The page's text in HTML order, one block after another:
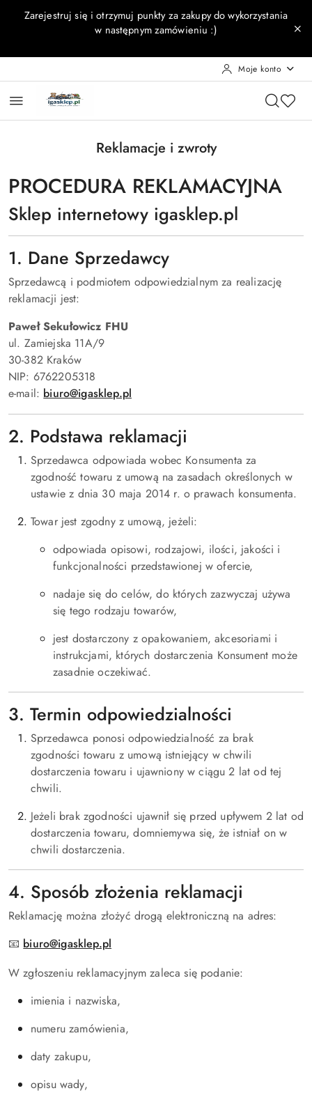
Przejdź do treści głównej
Przejdź do wyszukiwarki
Przejdź do moje konto
Przejdź do menu głównego
Przejdź do stopki
Zarejestruj się i otrzymuj punkty za zakupy do wykorzystania
w następnym zamówieniu :)
Moje konto
Reklamacje i zwroty
PROCEDURA REKLAMACYJNA
Sklep internetowy igasklep.pl
1. Dane Sprzedawcy
Sprzedawcą i podmiotem odpowiedzialnym za realizację
reklamacji jest:
Paweł Sekułowicz FHU
ul. Zamiejska 11A/9
30-382 Kraków
NIP: 6762205318
e-mail: biuro@igasklep.pl
2. Podstawa reklamacji
Sprzedawca odpowiada wobec Konsumenta za
zgodność towaru z umową na zasadach określonych w
ustawie z dnia 30 maja 2014 r. o prawach konsumenta.
Towar jest zgodny z umową, jeżeli:
odpowiada opisowi, rodzajowi, ilości, jakości i
funkcjonalności przedstawionej w ofercie,
nadaje się do celów, do których zazwyczaj używa
się tego rodzaju towarów,
jest dostarczony z opakowaniem, akcesoriami i
instrukcjami, których dostarczenia Konsument może
zasadnie oczekiwać.
3. Termin odpowiedzialności
Sprzedawca ponosi odpowiedzialność za brak
zgodności towaru z umową istniejący w chwili
dostarczenia towaru i ujawniony w ciągu 2 lat od tej
chwili.
Jeżeli brak zgodności ujawnił się przed upływem 2 lat od
dostarczenia towaru, domniemywa się, że istniał on w
chwili dostarczenia.
4. Sposób złożenia reklamacji
Reklamację można złożyć drogą elektroniczną na adres:
📧 biuro@igasklep.pl
W zgłoszeniu reklamacyjnym zaleca się podanie:
imienia i nazwiska,
numeru zamówienia,
daty zakupu,
opisu wady,